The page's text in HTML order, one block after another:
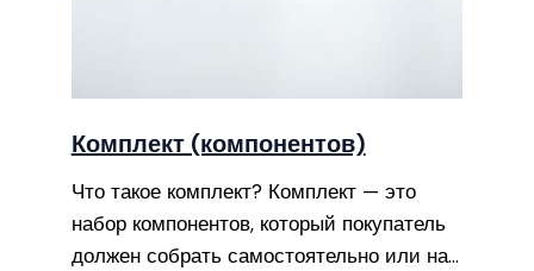
Комплект (компонентов)
Что такое комплект? Комплект — это
набор компонентов, который покупатель
должен собрать самостоятельно или на…